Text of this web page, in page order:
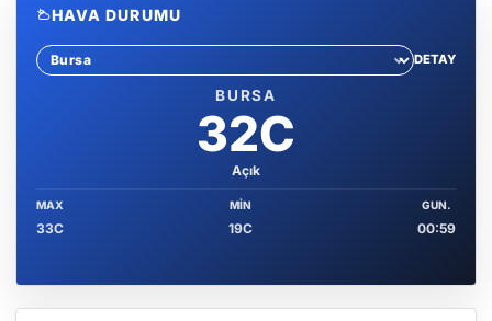
HAVA DURUMU
Sehir sec
DETAY
BURSA
32C
Açık
MAX
33C
MIN
19C
GUN.
00:59